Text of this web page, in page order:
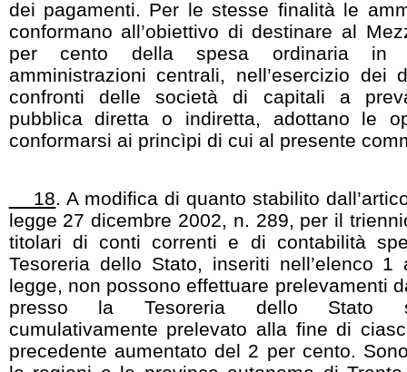
dei pagamenti. Per le stesse finalità le
conformano all’obiettivo di destinare al
per cento della spesa ordinaria in
amministrazioni centrali, nell’esercizio dei
confronti delle società di capitali a
pubblica diretta o indiretta, adottano le
conformarsi ai princìpi di cui al presente
18. A modifica di quanto stabilito
legge 27 dicembre 2002, n. 289, per il
titolari di conti correnti e di contabilità
Tesoreria dello Stato, inseriti nell’elenco 1
legge, non possono effettuare prelevamenti
presso la Tesoreria dello Stato
cumulativamente prelevato alla fine di
precedente aumentato del 2 per cento.